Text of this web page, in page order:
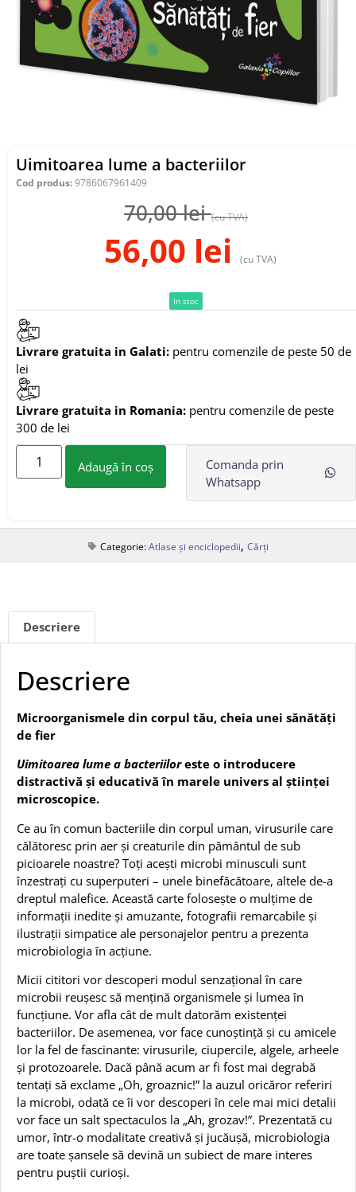
Uimitoarea lume a bacteriilor
Cod produs:9786067961409
70,00lei (cu TVA)
56,00 lei (cu TVA)
In stoc
Livrare gratuita in Galati: pentru comenzile de peste 50 de
lei
Livrare gratuita in Romania: pentru comenzile de peste
300 de lei
Adaugă în coș
Comanda prin
Whatsapp
Categorie:Atlase și enciclopedii, Cărți
Descriere
Descriere
Microorganismele din corpul tău, cheia unei sănătăți
de fier
Uimitoarea lume a bacteriiloreste o introducere
distractivă și educativă în marele univers al științei
microscopice.
Ce au în comun bacteriile din corpul uman, virusurile care
călătoresc prin aer și creaturile din pământul de sub
picioarele noastre? Toți acești microbi minusculi sunt
înzestrați cu superputeri – unele binefăcătoare, altele de-a
dreptul malefice. Această carte folosește o mulțime de
informații inedite și amuzante, fotografii remarcabile și
ilustrații simpatice ale personajelor pentru a prezenta
microbiologia în acțiune.
Micii cititori vor descoperi modul senzațional în care
microbii reușesc să mențină organismele și lumea în
funcțiune. Vor afla cât de mult datorăm existenței
bacteriilor. De asemenea, vor face cunoștință și cu amicele
lor la fel de fascinante: virusurile, ciupercile, algele, arheele
și protozoarele. Dacă până acum ar fi fost mai degrabă
tentați să exclame „Oh, groaznic!” la auzul oricăror referiri
la microbi, odată ce îi vor descoperi în cele mai mici detalii
vor face un salt spectaculos la „Ah, grozav!”. Prezentată cu
umor, într-o modalitate creativă și jucăușă, microbiologia
are toate șansele să devină un subiect de mare interes
pentru puștii curioși.